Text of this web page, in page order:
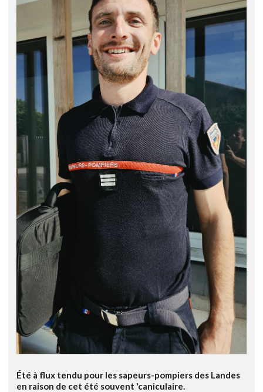
Été à flux tendu pour les sapeurs-pompiers des Landes
en raison de cet été souvent 'caniculaire.